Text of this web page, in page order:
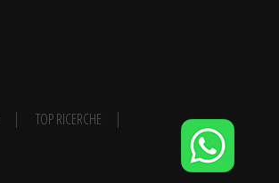
TOP RICERCHE